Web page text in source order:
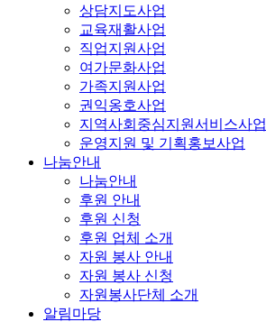
상담지도사업
교육재활사업
직업지원사업
여가문화사업
가족지원사업
권익옹호사업
지역사회중심지원서비스사업
운영지원 및 기획홍보사업
나눔안내
나눔안내
후원 안내
후원 신청
후원 업체 소개
자원 봉사 안내
자원 봉사 신청
자원봉사단체 소개
알림마당